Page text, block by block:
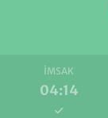
İMSAK
04:14